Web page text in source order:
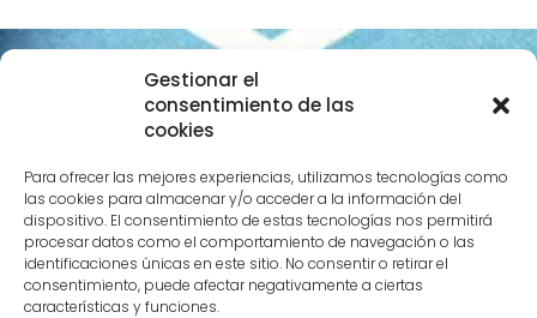
Gestionar el
consentimiento de las
cookies
Para ofrecer las mejores experiencias, utilizamos tecnologías como
las cookies para almacenar y/o acceder a la información del
dispositivo. El consentimiento de estas tecnologías nos permitirá
procesar datos como el comportamiento de navegación o las
identificaciones únicas en este sitio. No consentir o retirar el
consentimiento, puede afectar negativamente a ciertas
características y funciones.Paginas legales
Datos de contacto
C/Primera 8, Castillejo de Salvatierra
alfpen5@gmail.com